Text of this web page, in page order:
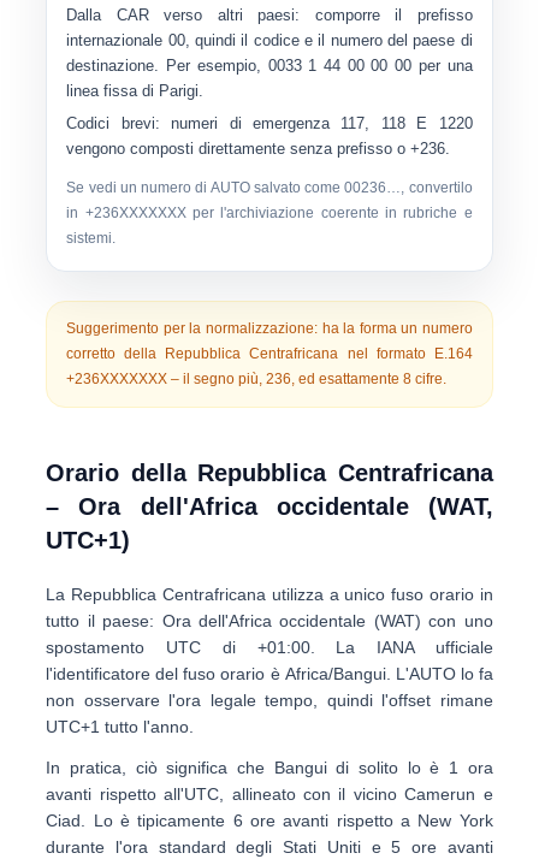
Dalla CAR verso altri paesi: comporre il prefisso
internazionale 00, quindi il codice e il numero del paese di
destinazione. Per esempio, 0033 1 44 00 00 00 per una
linea fissa di Parigi.
Codici brevi: numeri di emergenza 117, 118E 1220
vengono composti direttamente senza prefisso o +236.
Se vedi un numero di AUTO salvato come00236…, convertilo
in +236XXXXXXXper l'archiviazione coerente in rubriche e
sistemi.
Suggerimento per la normalizzazione:ha la forma un numero
corretto della Repubblica Centrafricana nel formato E.164
+236XXXXXXX – il segno più,236, ed esattamente8 cifre.
Orario della Repubblica Centrafricana
– Ora dell'Africa occidentale (WAT,
UTC+1)
La Repubblica Centrafricana utilizza a unico fuso orarioin
tutto il paese: Ora dell'Africa occidentale (WAT) con uno
spostamento UTC di +01:00. La IANA ufficiale
l'identificatore del fuso orario è Africa/Bangui. L'AUTO lo fa
non osservare l'ora legale tempo , quindi l'offset rimane
UTC+1 tutto l'anno.
In pratica, ciò significa che Bangui di solito lo è 1 ora
avanti rispetto all'UTC , allineato con il vicino Camerun e
Ciad. Lo è tipicamente 6 ore avanti rispetto a New York
durante l'ora standard degli Stati Uniti e5 ore avanti